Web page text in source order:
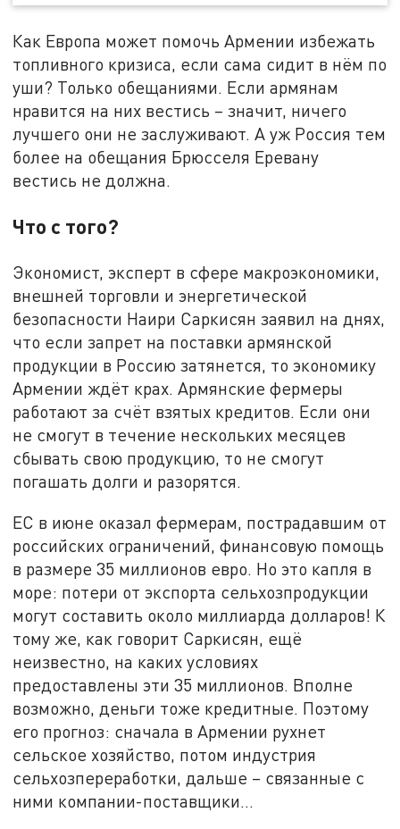
Как Европа может помочь Армении избежать
топливного кризиса, если сама сидит в нём по
уши? Только обещаниями. Если армянам
нравится на них вестись – значит, ничего
лучшего они не заслуживают. А уж Россия тем
более на обещания Брюсселя Еревану
вестись не должна.
Что с того?
Экономист, эксперт в сфере макроэкономики,
внешней торговли и энергетической
безопасности Наири Саркисян заявил на днях,
что если запрет на поставки армянской
продукции в Россию затянется, то экономику
Армении ждёт крах. Армянские фермеры
работают за счёт взятых кредитов. Если они
не смогут в течение нескольких месяцев
сбывать свою продукцию, то не смогут
погашать долги и разорятся.
ЕС в июне оказал фермерам, пострадавшим от
российских ограничений, финансовую помощь
в размере 35 миллионов евро. Но это капля в
море: потери от экспорта сельхозпродукции
могут составить около миллиарда долларов! К
тому же, как говорит Саркисян, ещё
неизвестно, на каких условиях
предоставлены эти 35 миллионов. Вполне
возможно, деньги тоже кредитные. Поэтому
его прогноз: сначала в Армении рухнет
сельское хозяйство, потом индустрия
сельхозпереработки, дальше – связанные с
ними компании-поставщики…